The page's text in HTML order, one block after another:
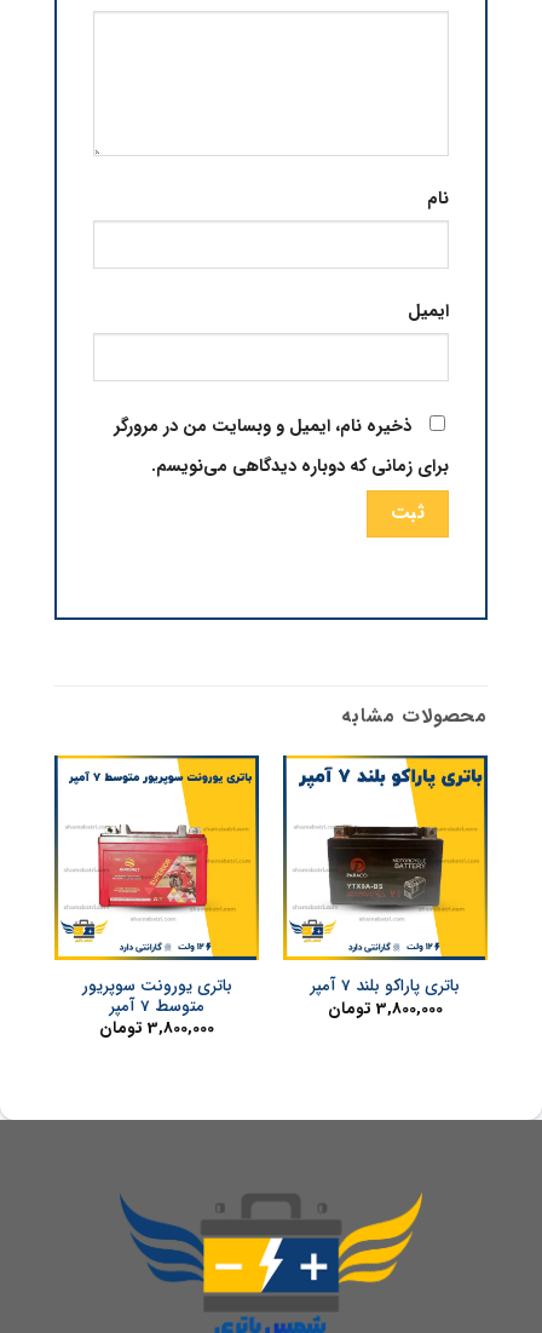
نام
ایمیل
ذخیره نام، ایمیل و وبسایت من در مرورگر
برای زمانی که دوباره دیدگاهی می‌نویسم.
محصولات مشابه
باتری پاراکو بلند 7 آمپر
3,800,000 تومان
باتری یورونت سوپریور
متوسط 7 آمپر
3,800,000 تومان